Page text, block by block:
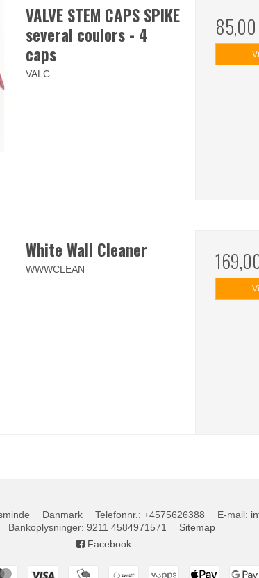
VALVE STEM CAPS SPIKE
several coulors - 4
caps
VALC
85,00
White Wall Cleaner
WWWCLEAN
Danmark Telefonnr. : +4575626388 E-mail:
Bankoplysninger: 9211 4584971571
Sitemap
Facebook